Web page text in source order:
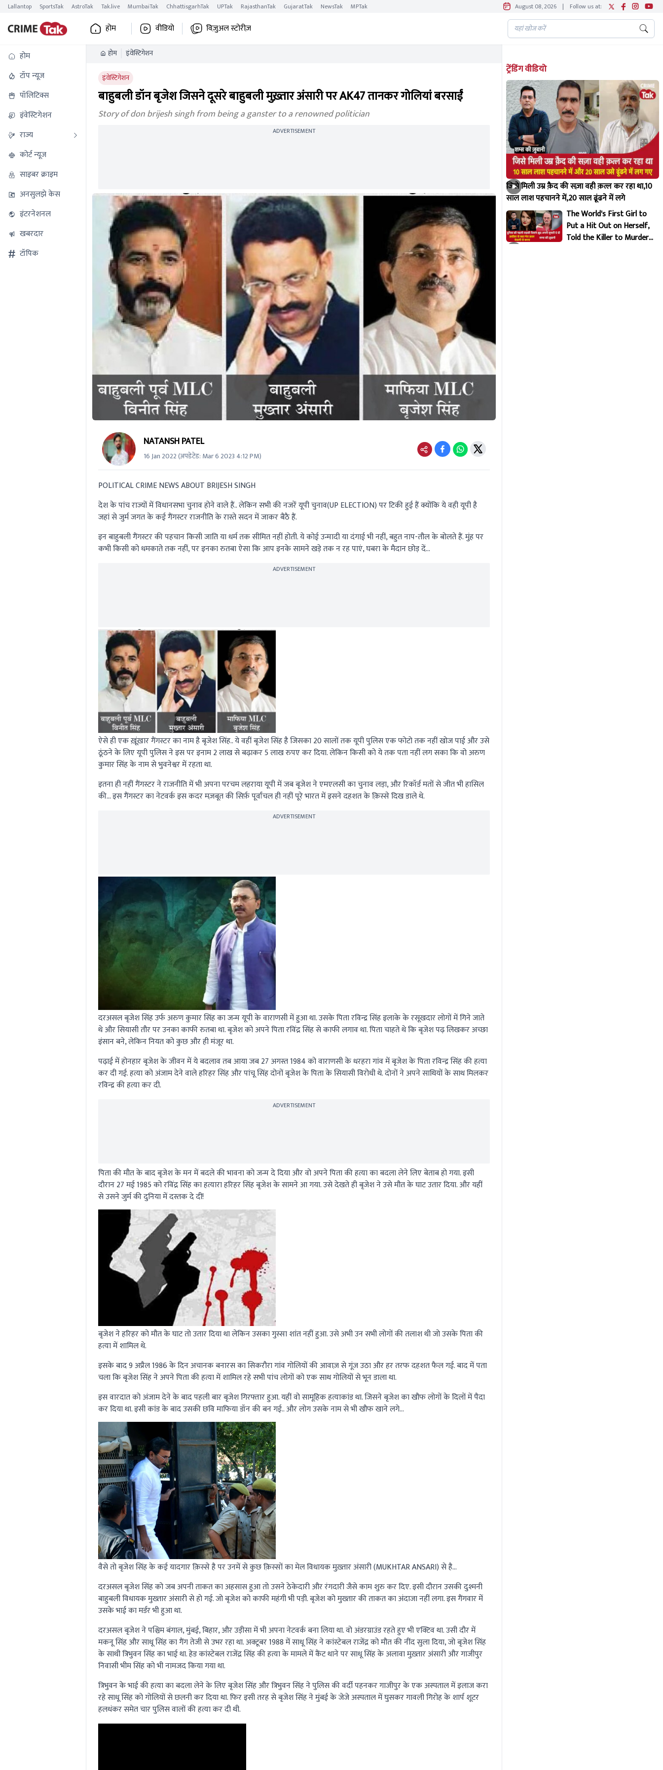
Lallantop SportsTak AstroTak Tak.live MumbaiTak ChhattisgarhTak UPTak RajasthanTak GujaratTak NewsTak MPTak August 08, 2026 | Follow us at:
होम वीडियो विज़ुअल स्टोरीज़
होम
टॉप न्यूज
पॉलिटिक्स
इंवेस्टिगेशन
राज्य
कोर्ट न्यूज
साइबर क्राइम
अनसुलझे केस
इंटरनेशनल
खबरदार
टॉपिक
होम इंवेस्टिगेशन
इंवेस्टिगेशन
बाहुबली डॉन बृजेश जिसने दूसरे बाहुबली मुख़्तार अंसारी पर AK47 तानकर गोलियां बरसाईं
Story of don brijesh singh from being a ganster to a renowned politician
ADVERTISEMENT
NATANSH PATEL
16 Jan 2022(अपडेटेड: Mar 6 2023 4:12 PM)
POLITICAL CRIME NEWS ABOUT BRIJESH SINGH
देश के पांच राज्यों में विधानसभा चुनाव होने वाले हैं.. लेकिन सभी की नजरें यूपी चुनाव(UP ELECTION) पर टिकी हुई हैं क्योंकि ये वही यूपी है
जहां से जुर्म जगत के कई गैंगस्टर राजनीति के रास्ते सदन में जाकर बैठै हैं.
इन बाहुबली गैंगस्टर की पहचान किसी जाति या धर्म तक सीमित नहीं होती. ये कोई उन्मादी या दंगाई भी नहीं, बहुत नाप-तौल के बोलते हैं. मुंह पर
कभी किसी को धमकाते तक नहीं, पर इनका रुतबा ऐसा कि आप इनके सामने खड़े तक न रह पाएं, घबरा के मैदान छोड़ दें…
ADVERTISEMENT
ऐसे ही एक ख़ूंख़ार गैंगस्टर का नाम है बृजेश सिंह.. ये वहीं बृजेश सिंह है जिसका 20 सालों तक यूपी पुलिस एक फोटो तक नहीं खोज पाई और उसे
ठूंठने के लिए यूपी पुलिस ने इस पर इनाम 2 लाख से बढ़ाकर 5 लाख रुपए कर दिया. लेकिन किसी को ये तक पता नहीं लग सका कि वो अरुण
कुमार सिंह के नाम से भुवनेश्वर में रहता था.
इतना ही नहीं गैंगस्टर ने राजनीति में भी अपना परचम लहराया यूपी में जब बृजेश ने एमएलसी का चुनाव लड़ा, और रिकॉर्ड मतों से जीत भी हासिल
की… इस गैंगस्टर का नेटवर्क इस कदर मज़बूत की सिर्फ़ पूर्वांचल ही नहीं पूरे भारत में इसने दहशत के क़िस्से दिख डाले थे.
ADVERTISEMENT
दरअसल बृजेश सिंह उर्फ अरुण कुमार सिंह का जन्म यूपी के वाराणसी में हुआ था. उसके पिता रविन्द्र सिंह इलाके के रसूखदार लोगों में गिने जाते
थे और सियासी तौर पर उनका काफी रुतबा था. बृजेश को अपने पिता रविंद्र सिंह से काफी लगाव था. पिता चाहते थे कि बृजेश पढ़ लिखकर अच्छा
इंसान बने, लेकिन नियत को कुछ और ही मंजूर था.
पढ़ाई में होनहार बृजेश के जीवन में ये बदलाव तब आया जब 27 अगस्त 1984 को वाराणसी के धरहरा गांव में बृजेश के पिता रविन्द्र सिंह की हत्या
कर दी गई. हत्या को अंजाम देने वाले हरिहर सिंह और पांचू सिंह दोनों बृजेश के पिता के सियासी विरोधी थे. दोनों ने अपने साथियों के साथ मिलकर
रविन्द्र की हत्या कर दी.
ADVERTISEMENT
पिता की मौत के बाद बृजेश के मन में बदले की भावना को जन्म दे दिया और वो अपने पिता की हत्या का बदला लेने लिए बेताब हो गया. इसी
दौरान 27 मई 1985 को रविंद्र सिंह का हत्यारा हरिहर सिंह बृजेश के सामने आ गया. उसे देखते ही बृजेश ने उसे मौत के घाट उतार दिया. और यहीं
से उसने जुर्म की दुनिया में दस्तक दे दी!
बृजेश ने हरिहर को मौत के घाट तो उतार दिया था लेकिन उसका गुस्सा शांत नहीं हुआ. उसे अभी उन सभी लोगों की तलाश थी जो उसके पिता की
हत्या में शामिल थे.
इसके बाद 9 अप्रैल 1986 के दिन अचानक बनारस का सिकरौरा गांव गोलियों की आवाज़ से गूंज उठा और हर तरफ दहशत फैल गई. बाद में पता
चला कि बृजेश सिंह ने अपने पिता की हत्या में शामिल रहे सभी पांच लोगों को एक साथ गोलियों से भून डाला था.
इस वारदात को अंजाम देने के बाद पहली बार बृजेश गिरफ्तार हुआ. यहीं वो सामूहिक हत्याकांड था. जिसने बृजेश का खौफ लोगों के दिलों में पैदा
कर दिया था. इसी कांड के बाद उसकी छवि माफिया डॉन की बन गई.. और लोग उसके नाम से भी खौफ खाने लगे...
वैसे तो बृजेश सिंह के कई यादगार क़िस्से है पर उनमें से कुछ क़िस्सों का मेलविधायक मुख़्तार अंसारी (MUKHTAR ANSARI)से है…
दरअसल बृजेश सिंह को जब अपनी ताकत का अहसास हुआ तो उसने ठेकेदारी और रंगदारी जैसे काम शुरु कर दिए. इसी दौरान उसकी दुश्मनी
बाहुबली विधायक मुख्तार अंसारी से हो गई. जो बृजेश को काफी महंगी भी पड़ी. बृजेश को मुख्तार की ताकत का अंदाजा नहीं लगा. इस गैंगवार में
उसके भाई का मर्डर भी हुआ था.
दरअसल बृजेश ने पश्चिम बंगाल, मुंबई, बिहार, और उड़ीसा में भी अपना नेटवर्क बना लिया था. वो अंडरग्राउंड रहते हुए भी एक्टिव था. उसी दौर में
मकनू सिंह और साधू सिंह का गैंग तेजी से उभर रहा था. अक्टूबर 1988 में साधू सिंह ने कांस्टेबल राजेंद्र को मौत की नींद सुला दिया, जो बृजेश सिंह
के साथी त्रिभुवन सिंह का भाई था. हेड कांस्टेबल राजेंद्र सिंह की हत्या के मामले में कैंट थाने पर साधू सिंह के अलावा मुख़्तार अंसारी और गाजीपुर
निवासी भीम सिंह को भी नामजद किया गया था.
त्रिभुवन के भाई की हत्या का बदला लेने के लिए बृजेश सिंह और त्रिभुवन सिंह ने पुलिस की वर्दी पहनकर गाजीपुर के एक अस्पताल में इलाज करा
रहे साधू सिंह को गोलियों से छलनी कर दिया था. फिर इसी तरह से बृजेश सिंह ने मुंबई के जेजे अस्पताल में घुसकर गावली गिरोह के शार्प शूटर
हलधंकर समेत चार पुलिस वालों की हत्या कर दी थी.
ट्रेंडिंग वीडियो
जिसे मिली उम्र क़ैद की सज़ा वही क़त्ल कर रहा था,10
साल लाश पहचानने में,20 साल ढूंढने में लगे
The World's First Girl to
Put a Hit Out on Herself,
Told the Killer to Murder